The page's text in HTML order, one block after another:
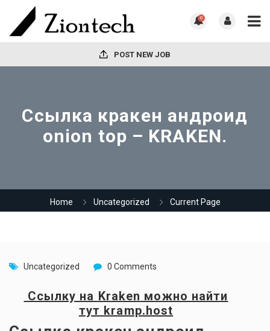
0
POST NEW JOB
Ссылка кракен андроид
onion top – KRAKEN.
Home Uncategorized Current Page
Uncategorized 0 Comments
Ссылку на Kraken можно найти
тут kramp.host